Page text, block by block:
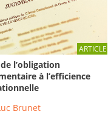
ARTICLE
de l’obligation
à l’efficience
Brunet